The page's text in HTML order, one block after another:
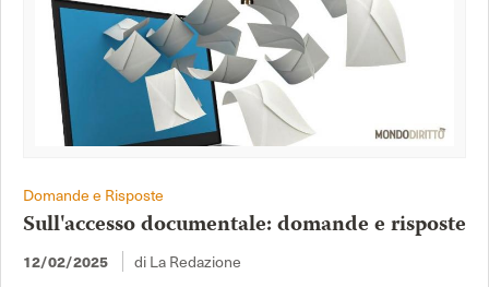
Domande e Risposte
Sull'accesso documentale: domande e risposte
12/02/2025 di La Redazione